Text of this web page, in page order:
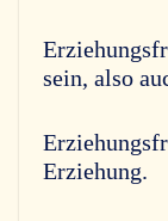
sein, also
Erziehung.